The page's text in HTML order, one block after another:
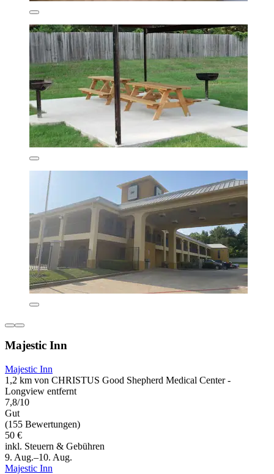
Majestic Inn
Majestic Inn
1,2 km von CHRISTUS Good Shepherd Medical Center -
Longview entfernt
7,8/10
Gut
(155 Bewertungen)
50 €
inkl. Steuern & Gebühren
9. Aug.–10. Aug.
Majestic Inn